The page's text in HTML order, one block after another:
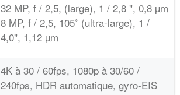
32 MP, f / 2,5, (large), 1 / 2,8 ", 0,8 µm
8 MP, f / 2,5, 105˚ (ultra-large), 1 /
4,0", 1,12 µm
4K à 30 / 60fps, 1080p à 30/60 /
240fps, HDR automatique, gyro-EIS